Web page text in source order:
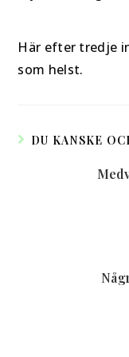
Här efter tredje
som helst.
DU KANSKE